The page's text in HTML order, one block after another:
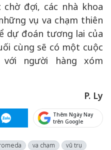
đợi, các nhà khoa
vụ va chạm thiên
dự đoán tương lai của
cùng sẽ có một cuộc
người hàng xóm
P. Ly
Thêm Ngày Nay
trên Google
va chạm vũ trụ